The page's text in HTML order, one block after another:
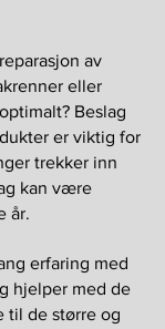
av
eller
Beslag
er viktig for
trekker inn
kan være
år.
erfaring med
hjelper med de
til de større og